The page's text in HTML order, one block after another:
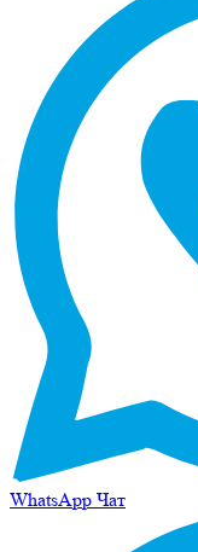
WhatsApp Чат